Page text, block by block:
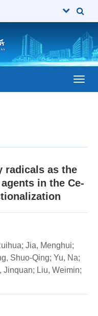
radicals as the
in the Ce-
Jia, Menghui;
Shuo-Qing; Yu, Na;
Jinquan; Liu, Weimin;